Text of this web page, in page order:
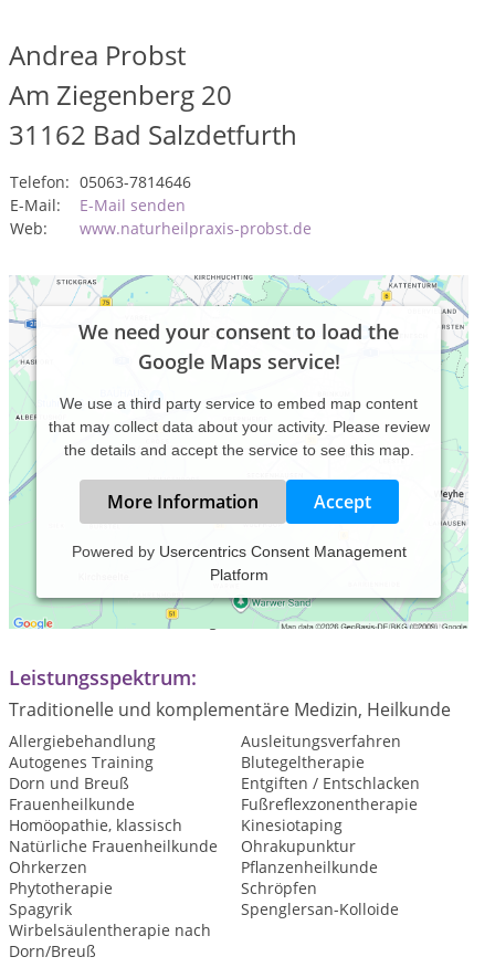
Andrea Probst
Am Ziegenberg 20
31162 Bad Salzdetfurth
Telefon: 05063-7814646
E-Mail:
E-Mail senden
Web:
www.naturheilpraxis-probst.de
We need your consent to load the
Google Maps service!
We use a third party service to embed map content
that may collect data about your activity. Please review
the details and accept the service to see this map.
More Information Accept
Powered by Usercentrics Consent Management
Platform
Termine nach Vereinbarung
Leistungsspektrum:
Traditionelle und komplementäre Medizin, Heilkunde
Allergiebehandlung
Ausleitungsverfahren
Autogenes Training
Blutegeltherapie
Dorn und Breuß
Entgiften / Entschlacken
Frauenheilkunde
Fußreflexzonentherapie
Homöopathie, klassisch
Kinesiotaping
Natürliche Frauenheilkunde
Ohrakupunktur
Ohrkerzen
Pflanzenheilkunde
Phytotherapie
Schröpfen
Spagyrik
Spenglersan-Kolloide
Wirbelsäulentherapie nach
Dorn/Breuß